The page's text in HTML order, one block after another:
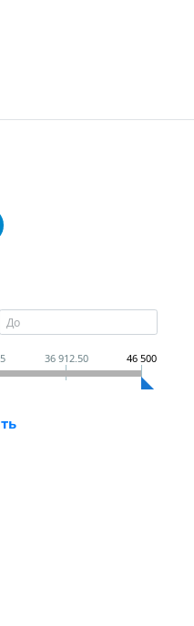
36 912.50 46 500